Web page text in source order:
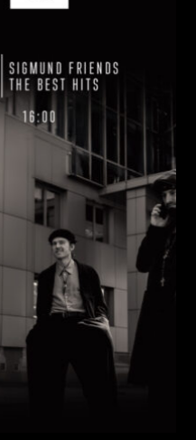
СЕРПНЯ
(Рояль,) /Денис
Люлякін (Барабани ,) /